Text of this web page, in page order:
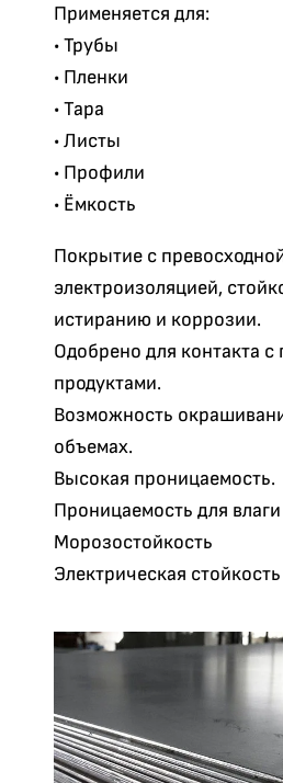
Применяется для:
• Трубы
• Пленки
• Тара
• Листы
• Профили
• Ёмкость
Покрытие с
электроизоляцией,
истиранию и коррозии.
Одобрено для контакта
продуктами.
Возможность
объемах.
Высокая проницаемость.
Проницаемость для влаги
Морозостойкость
Электрическая стойкость